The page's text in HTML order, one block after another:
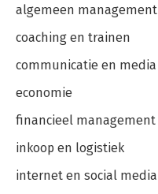
algemeen management
coaching en trainen
communicatie en media
economie
financieel management
inkoop en logistiek
internet en social media